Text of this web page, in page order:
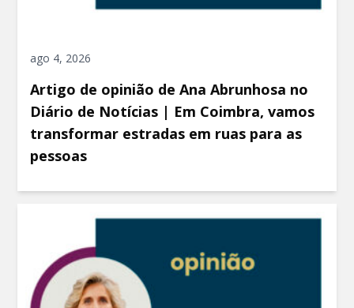
ago 4, 2026
Artigo de opinião de Ana Abrunhosa no
Diário de Notícias | Em Coimbra, vamos
transformar estradas em ruas para as
pessoas